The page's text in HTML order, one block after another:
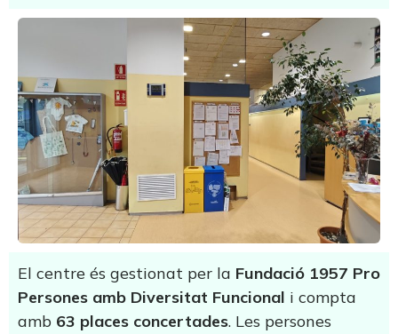
El centre és gestionat per la Fundació 1957 Pro
Persones amb Diversitat Funcional i compta
amb 63 places concertades. Les persones